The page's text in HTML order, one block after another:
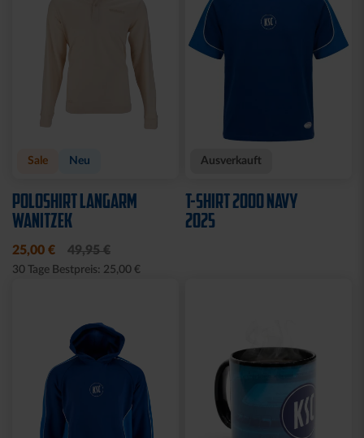
Sale Neu
POLOSHIRT LANGARM
WANITZEK
25,00 € 49,95 €
30 Tage Bestpreis: 25,00 €
Ausverkauft
T-SHIRT 2000 NAVY
2025